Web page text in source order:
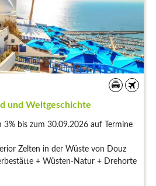
und Weltgeschichte
3% bis zum 30.09.2026 auf Termine
Zelten in der Wüste von Douz
+ Wüsten-Natur + Drehorte